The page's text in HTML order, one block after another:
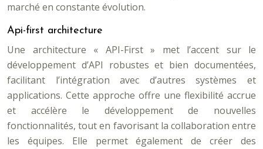
marché en constante évolution.
Api-first architecture
Une architecture « API-First » met l’accent sur le
développement d’API robustes et bien documentées,
facilitant l’intégration avec d’autres systèmes et
applications. Cette approche offre une flexibilité accrue
et accélère le développement de nouvelles
fonctionnalités, tout en favorisant la collaboration entre
les équipes. Elle permet également de créer des